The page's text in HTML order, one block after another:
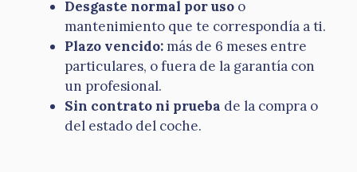
Desgaste normal por uso o
mantenimiento que te correspondía a ti.
Plazo vencido: más de 6 meses entre
particulares, o fuera de la garantía con
un profesional.
Sin contrato ni prueba de la compra o
del estado del coche.